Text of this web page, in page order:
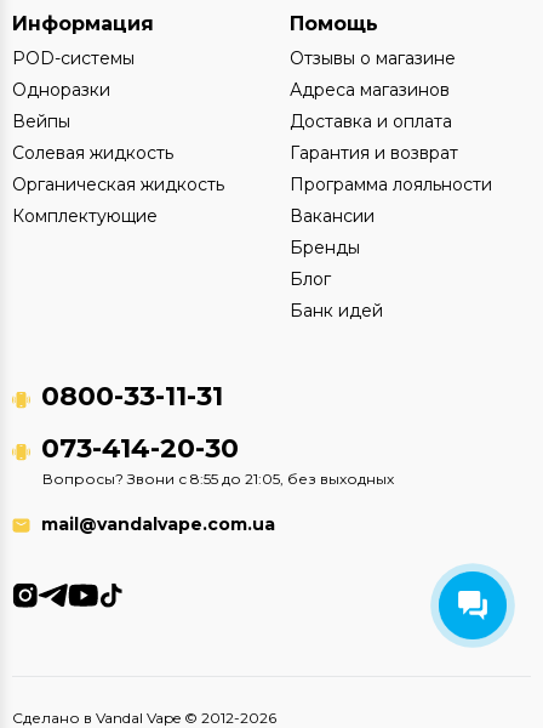
Информация
POD-системы
Одноразки
Вейпы
Солевая жидкость
Органическая жидкость
Комплектующие
Помощь
Отзывы о магазине
Адреса магазинов
Доставка и оплата
Гарантия и возврат
Программа лояльности
Вакансии
Бренды
Блог
Банк идей
0800-33-11-31
073-414-20-30
Вопросы? Звони с 8:55 до 21:05, без выходных
mail@vandalvape.com.ua
Сделано в Vandal Vape © 2012-2026